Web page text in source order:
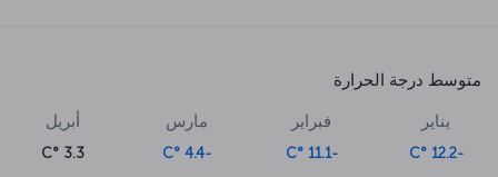
متوسط درجة الحرارة
يناير
-12.2 °C
فبراير
-11.1 °C
مارس
-4.4 °C
أبريل
3.3 °C